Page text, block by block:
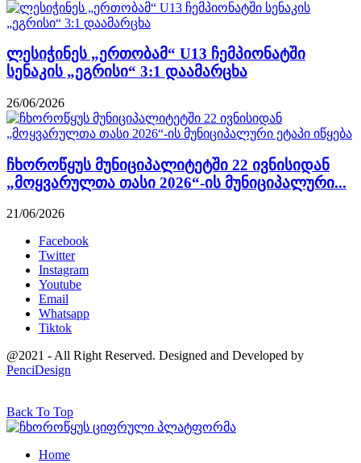
ლესიჭინეს „ერთობამ“ U13 ჩემპიონატში
სენაკის „ეგრისი“ 3:1 დაამარცხა
26/06/2026
ჩხოროწყუს მუნიციპალიტეტში 22 ივნისიდან
„მოყვარულთა თასი 2026“-ის მუნიციპალური...
21/06/2026
Facebook
Twitter
Instagram
Youtube
Email
Whatsapp
Tiktok
@2021 - All Right Reserved. Designed and Developed by
PenciDesign
Back To Top
Home